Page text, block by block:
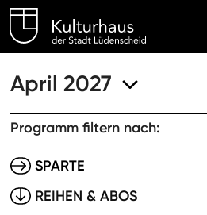
April 2027
Programm filtern nach:
SPARTE
REIHEN & ABOS